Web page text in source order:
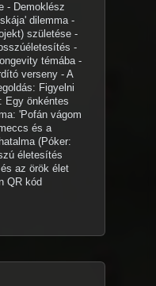
- Demoklész
dilemma -
születése -
-
témába -
verseny - A
Figyelni
Egy önkéntes
'Pofán vágom
és a
(Póker:
életesítés
az örök élet
QR kód